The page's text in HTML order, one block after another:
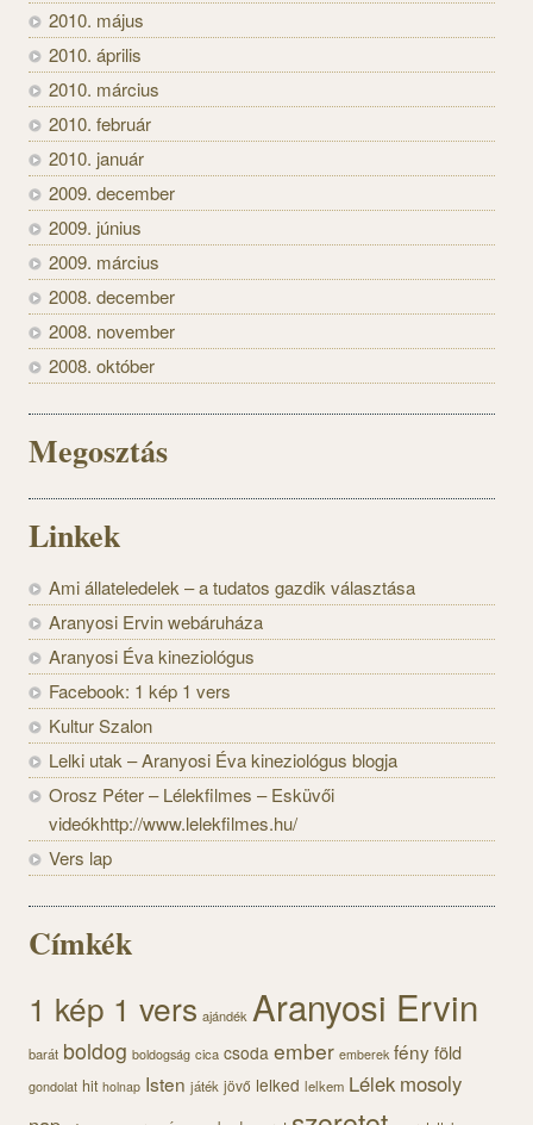
2010. május
2010. április
2010. március
2010. február
2010. január
2009. december
2009. június
2009. március
2008. december
2008. november
2008. október
Megosztás
Linkek
Ami állateledelek – a tudatos gazdik választása
Aranyosi Ervin webáruháza
Aranyosi Éva kineziológus
Facebook: 1 kép 1 vers
Kultur Szalon
Lelki utak – Aranyosi Éva kineziológus blogja
Orosz Péter – Lélekfilmes – Esküvői
videókhttp://www.lelekfilmes.hu/
Vers lap
Címkék
1 kép 1 vers ajándék Aranyosi Ervin
barát boldog boldogság cica csoda ember emberek fényföld
gondolat hit holnap Isten játék jövő lelked lelkem Lélek mosoly